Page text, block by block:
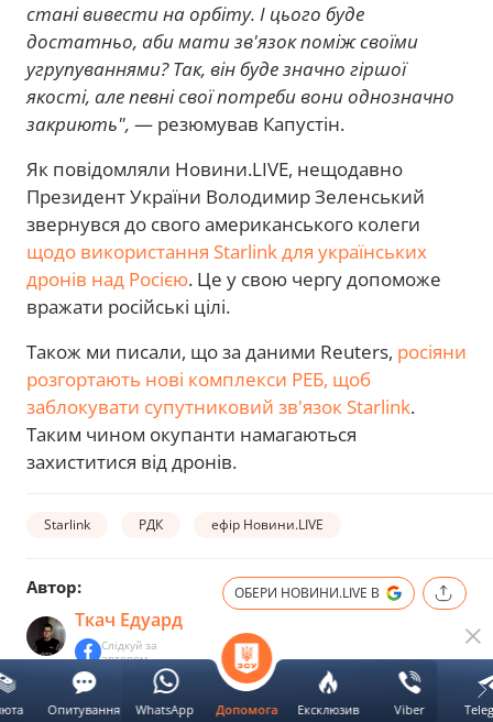
стані вивести на орбіту. І цього буде
достатньо, аби мати зв'язок поміж своїми
угрупуваннями? Так, він буде значно гіршої
якості, але певні свої потреби вони однозначно
закриють", — резюмував Капустін.
Як повідомляли Новини.LIVE, нещодавно
Президент України Володимир Зеленський
звернувся до свого американського колеги
щодо використання Starlink для українських
дронів над Росією. Це у свою чергу допоможе
вражати російські цілі.
Також ми писали, що за даними Reuters, росіяни
розгортають нові комплекси РЕБ, щоб
заблокувати супутниковий зв'язок Starlink.
Таким чином окупанти намагаються
захиститися від дронів.
Starlink РДК ефір Новини.LIVE
Автор:
Ткач Едуард
Слідкуй за
автором
ОБЕРИ НОВИНИ.LIVE В
Допомога Ексклюзив Viber
Опитування WhatsApp